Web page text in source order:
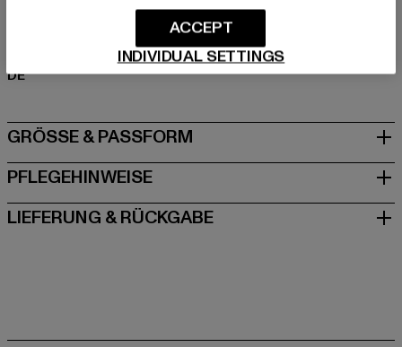
Hersteller: TB International GmbH |
Dr.-Robert-Murjahn-Straße 7 | 64372 Ober-Ramstadt |
DE
GRÖSSE & PASSFORM
PFLEGEHINWEISE
LIEFERUNG & RÜCKGABE
INDIVIDUAL SETTINGS
ACCEPT